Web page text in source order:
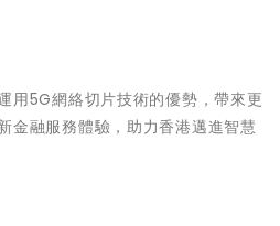
用5G網絡切片技術的優勢，帶來更
金融服務體驗，助力香港邁進智慧